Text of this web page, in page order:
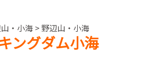
・小海 > 野辺山・小海
ングダム小海